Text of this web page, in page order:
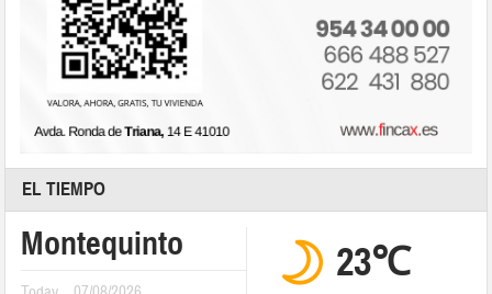
EL TIEMPO
Montequinto 23℃